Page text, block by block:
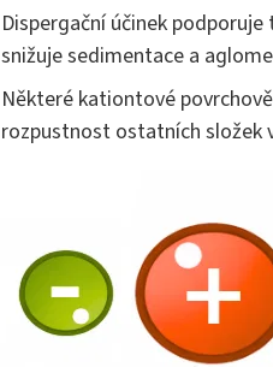
Dispergační účinek
snižuje sedimentace a
Některé kationtové
rozpustnost ostatních složek